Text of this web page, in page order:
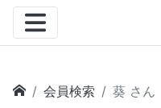
会員検索 葵 さん